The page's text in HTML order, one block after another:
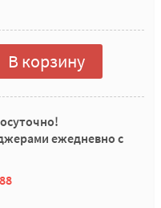
В корзину
ежедневно с